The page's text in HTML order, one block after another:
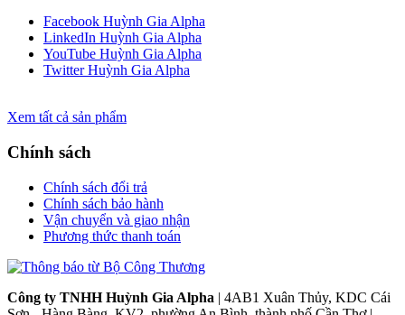
Facebook Huỳnh Gia Alpha
LinkedIn Huỳnh Gia Alpha
YouTube Huỳnh Gia Alpha
Twitter Huỳnh Gia Alpha
Xem tất cả sản phẩm
Chính sách
Chính sách đổi trả
Chính sách bảo hành
Vận chuyển và giao nhận
Phương thức thanh toán
Công ty TNHH Huỳnh Gia Alpha | 4AB1 Xuân Thủy, KDC Cái